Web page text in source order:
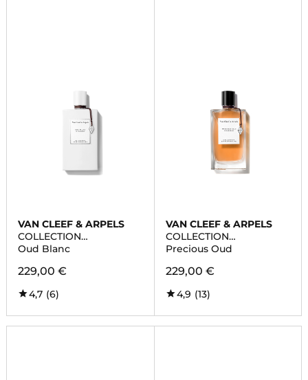
VAN CLEEF & ARPELS
COLLECTION
EXTRAORDINAIRE
Oud Blanc
229,00 €
4,7 (6)
VAN CLEEF & ARPELS
COLLECTION
EXTRAORDINAIRE
Precious Oud
229,00 €
4,9 (13)